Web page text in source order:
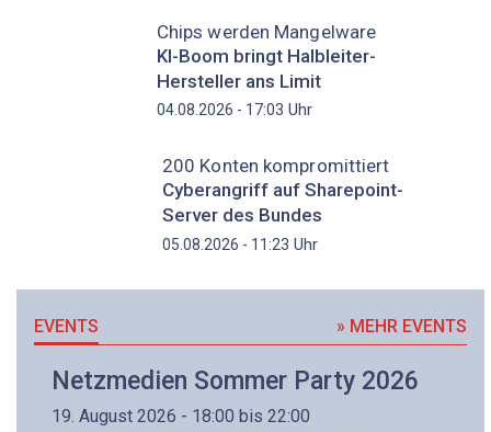
Chips werden Mangelware
KI-Boom bringt Halbleiter-
Hersteller ans Limit
04.08.2026 - 17:03 Uhr
200 Konten kompromittiert
Cyberangriff auf Sharepoint-
Server des Bundes
05.08.2026 - 11:23 Uhr
EVENTS » MEHR EVENTS
Netzmedien Sommer Party 2026
19. August 2026 - 18:00 bis 22:00